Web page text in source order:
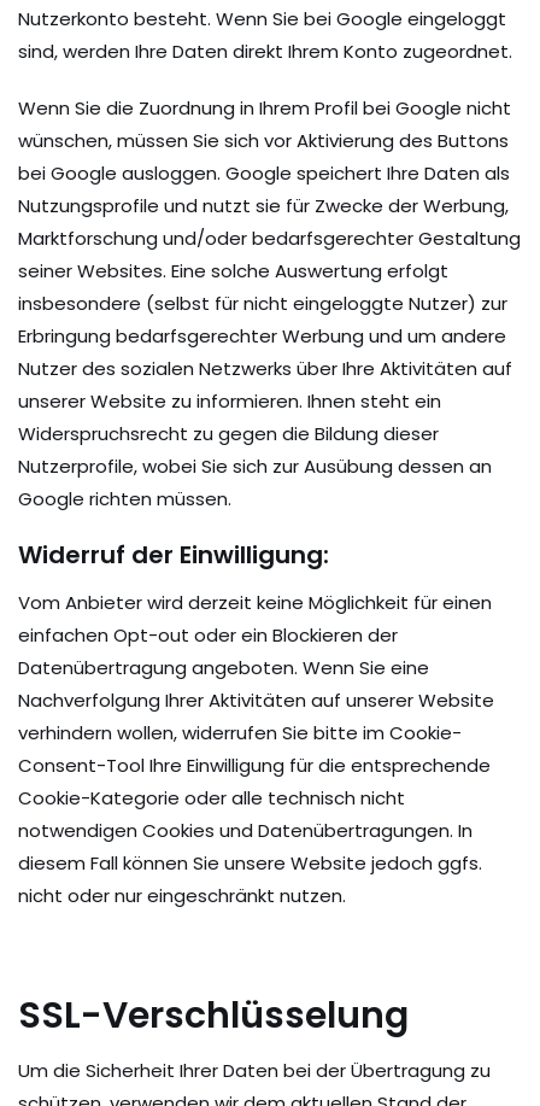
Nutzerkonto besteht. Wenn Sie bei Google eingeloggt
sind, werden Ihre Daten direkt Ihrem Konto zugeordnet.
Wenn Sie die Zuordnung in Ihrem Profil bei Google nicht
wünschen, müssen Sie sich vor Aktivierung des Buttons
bei Google ausloggen. Google speichert Ihre Daten als
Nutzungsprofile und nutzt sie für Zwecke der Werbung,
Marktforschung und/oder bedarfsgerechter Gestaltung
seiner Websites. Eine solche Auswertung erfolgt
insbesondere (selbst für nicht eingeloggte Nutzer) zur
Erbringung bedarfsgerechter Werbung und um andere
Nutzer des sozialen Netzwerks über Ihre Aktivitäten auf
unserer Website zu informieren. Ihnen steht ein
Widerspruchsrecht zu gegen die Bildung dieser
Nutzerprofile, wobei Sie sich zur Ausübung dessen an
Google richten müssen.
Widerruf der Einwilligung:
Vom Anbieter wird derzeit keine Möglichkeit für einen
einfachen Opt-out oder ein Blockieren der
Datenübertragung angeboten. Wenn Sie eine
Nachverfolgung Ihrer Aktivitäten auf unserer Website
verhindern wollen, widerrufen Sie bitte im Cookie-
Consent-Tool Ihre Einwilligung für die entsprechende
Cookie-Kategorie oder alle technisch nicht
notwendigen Cookies und Datenübertragungen. In
diesem Fall können Sie unsere Website jedoch ggfs.
nicht oder nur eingeschränkt nutzen.
SSL-Verschlüsselung
Um die Sicherheit Ihrer Daten bei der Übertragung zu